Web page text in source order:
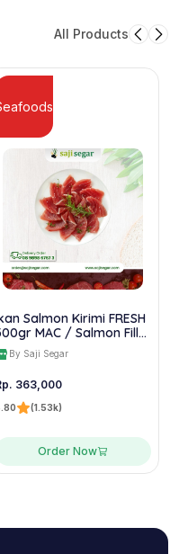
All Products
Salmon Kirimi FRESH
MAC / Salmon Fillet
Sashimi
By Saji Segar
363,000
(1.53k)
Order Now